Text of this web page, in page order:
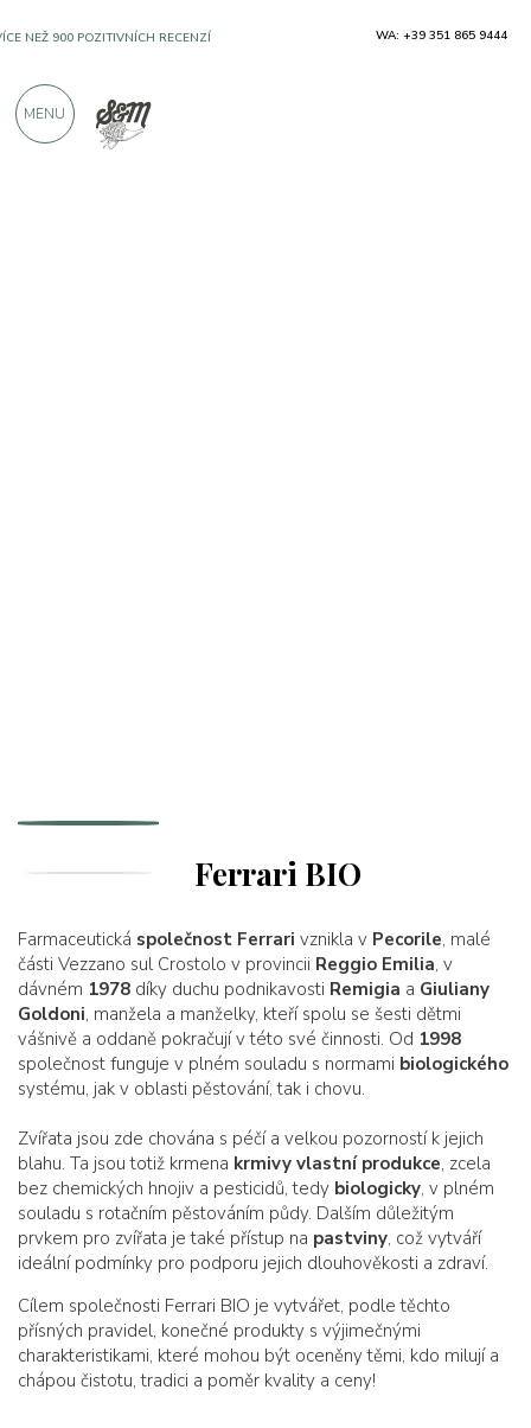
Ferrari BIO
Farmaceutická společnost Ferrari vznikla v Pecorile, malé
části Vezzano sul Crostolo v provincii Reggio Emilia, v
dávném 1978 díky duchu podnikavosti Remigia a Giuliany
Goldoni, manžela a manželky, kteří spolu se šesti dětmi
vášnivě a oddaně pokračují v této své činnosti. Od 1998
společnost funguje v plném souladu s normami biologického
systému, jak v oblasti pěstování, tak i chovu.
Zvířata jsou zde chována s péčí a velkou pozorností k jejich
blahu. Ta jsou totiž krmena krmivy vlastní produkce, zcela
bez chemických hnojiv a pesticidů, tedy biologicky, v plném
souladu s rotačním pěstováním půdy. Dalším důležitým
prvkem pro zvířata je také přístup na pastviny, což vytváří
ideální podmínky pro podporu jejich dlouhověkosti a zdraví.
Cílem společnosti Ferrari BIO je vytvářet, podle těchto
přísných pravidel, konečné produkty s výjimečnými
charakteristikami, které mohou být oceněny těmi, kdo milují a
chápou čistotu, tradici a poměr kvality a ceny!
NEŽ 900 POZITIVNÍCH RECENZÍ WA: +39 351 865 9444
MENU